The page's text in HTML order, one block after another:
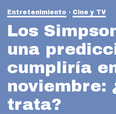
Entretenimiento Cine y TV
Los
una
cumpliría
noviembre:
trata?